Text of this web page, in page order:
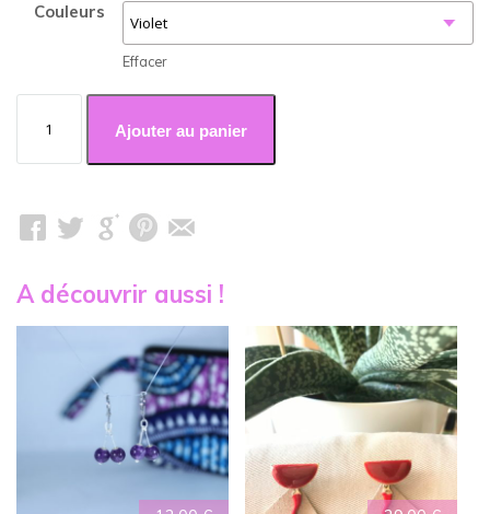
Couleurs
Effacer
Ajouter au panier
A découvrir aussi !